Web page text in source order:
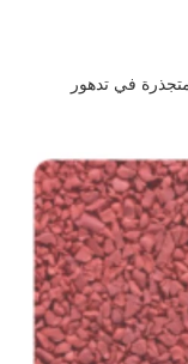
في تدهور